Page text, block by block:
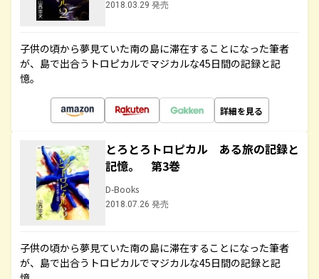
2018.03.29 発売
子供の頃から夢見ていた南の島に滞在することになった筆者
が、島で出合うトロピカルでマジカルな45日間の記録と記
憶。
詳細を見る
とろとろトロピカル ある旅の記録と
記憶。 第3巻
D-Books
2018.07.26 発売
子供の頃から夢見ていた南の島に滞在することになった筆者
が、島で出合うトロピカルでマジカルな45日間の記録と記